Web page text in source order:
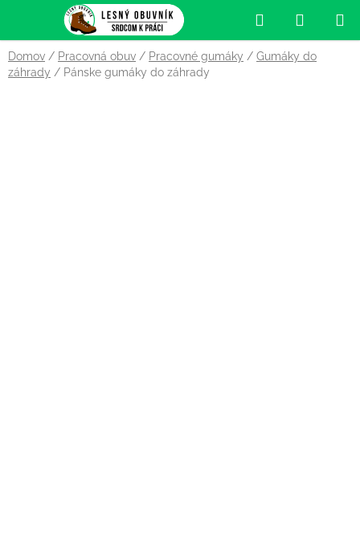
obsah
Hľadať
KOŠÍK
Domov / Pracovná obuv / Pracovné gumáky / Gumáky do
záhrady / Pánske gumáky do záhrady